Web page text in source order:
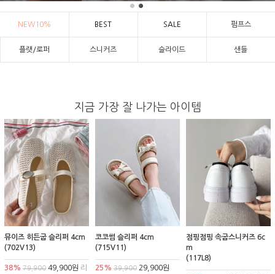
NEW10% BEST SALE 펌프스
플랫/로퍼 스니커즈 슬라이드 샌들
지금 가장 잘 나가는 아이템
뮤이즈 히든굽 슬리퍼 4cm
(702V13)
38% 79,900 49,900원 리
코코썸 슬리퍼 4cm
(715V11)
25% 39,90029,900원
점핑점핑 속굽스니커즈 6c
m
(117L8)